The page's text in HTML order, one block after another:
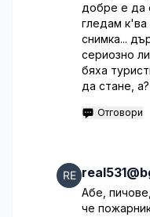
добре е да
гледам к'ва
снимка...
сериозно
бяха
да стане,
Отговори
Абе,
че